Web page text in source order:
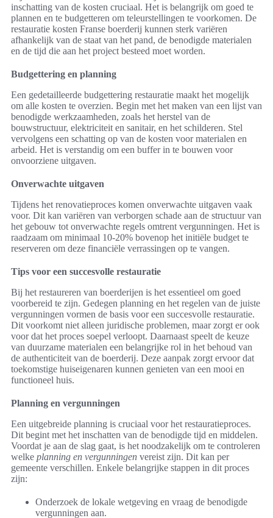
inschatting van de kosten cruciaal. Het is belangrijk om goed te
plannen en te budgetteren om teleurstellingen te voorkomen. De
restauratie kosten Franse boerderij kunnen sterk variëren
afhankelijk van de staat van het pand, de benodigde materialen
en de tijd die aan het project besteed moet worden.
Budgettering en planning
Een gedetailleerde budgettering restauratie maakt het mogelijk
om alle kosten te overzien. Begin met het maken van een lijst van
benodigde werkzaamheden, zoals het herstel van de
bouwstructuur, elektriciteit en sanitair, en het schilderen. Stel
vervolgens een schatting op van de kosten voor materialen en
arbeid. Het is verstandig om een buffer in te bouwen voor
onvoorziene uitgaven.
Onverwachte uitgaven
Tijdens het renovatieproces komen onverwachte uitgaven vaak
voor. Dit kan variëren van verborgen schade aan de structuur van
het gebouw tot onverwachte regels omtrent vergunningen. Het is
raadzaam om minimaal 10-20% bovenop het initiële budget te
reserveren om deze financiële verrassingen op te vangen.
Tips voor een succesvolle restauratie
Bij het restaureren van boerderijen is het essentieel om goed
voorbereid te zijn. Gedegen planning en het regelen van de juiste
vergunningen vormen de basis voor een succesvolle restauratie.
Dit voorkomt niet alleen juridische problemen, maar zorgt er ook
voor dat het proces soepel verloopt. Daarnaast speelt de keuze
van duurzame materialen een belangrijke rol in het behoud van
de authenticiteit van de boerderij. Deze aanpak zorgt ervoor dat
toekomstige huiseigenaren kunnen genieten van een mooi en
functioneel huis.
Planning en vergunningen
Een uitgebreide planning is cruciaal voor het restauratieproces.
Dit begint met het inschatten van de benodigde tijd en middelen.
Voordat je aan de slag gaat, is het noodzakelijk om te controleren
welke planning en vergunningen vereist zijn. Dit kan per
gemeente verschillen. Enkele belangrijke stappen in dit proces
zijn:
Onderzoek de lokale wetgeving en vraag de benodigde
vergunningen aan.